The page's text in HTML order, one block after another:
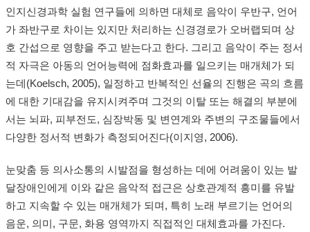
인지신경과학 실험 연구들에 의하면 대체로 음악이 우반구, 언어
가 좌반구로 차이는 있지만 처리하는 신경경로가 오버랩되며 상
호 간섭으로 영향을 주고 받는다고 한다. 그리고 음악이 주는 정서
적 자극은 아동의 언어능력에 점화효과를 일으키는 매개체가 되
는데(Koelsch, 2005), 일정하고 반복적인 선율의 진행은 곡의 흐름
에 대한 기대감을 유지시켜주며 그것의 이탈 또는 해결의 부분에
서는 뇌파, 피부전도, 심장박동 및 변연계와 주변의 구조물들에서
다양한 정서적 변화가 측정되어진다(이지영, 2006).
눈맞춤 등 의사소통의 시발점을 형성하는 데에 어려움이 있는 발
달장애인에게 이와 같은 음악적 접근은 상호관계적 흥미를 유발
하고 지속할 수 있는 매개체가 되며, 특히 노래 부르기는 언어의
음운, 의미, 구문, 화용 영역까지 직접적인 대체효과를 가진다.